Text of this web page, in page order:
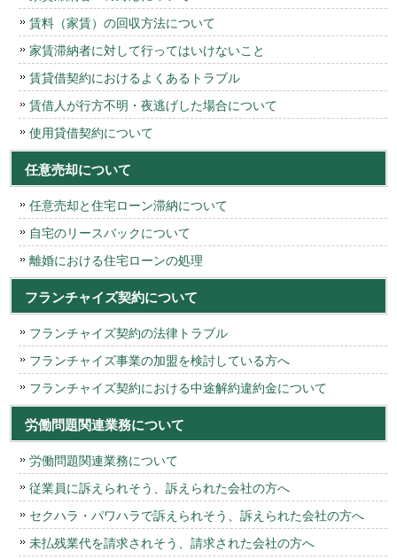
賃料（家賃）の回収方法について
家賃滞納者に対して行ってはいけないこと
賃貸借契約におけるよくあるトラブル
賃借人が行方不明・夜逃げした場合について
使用貸借契約について
任意売却について
任意売却と住宅ローン滞納について
自宅のリースバックについて
離婚における住宅ローンの処理
フランチャイズ契約について
フランチャイズ契約の法律トラブル
フランチャイズ事業の加盟を検討している方へ
フランチャイズ契約における中途解約違約金について
労働問題関連業務について
労働問題関連業務について
従業員に訴えられそう、訴えられた会社の方へ
セクハラ・パワハラで訴えられそう、訴えられた会社の方へ
未払残業代を請求されそう、請求された会社の方へ